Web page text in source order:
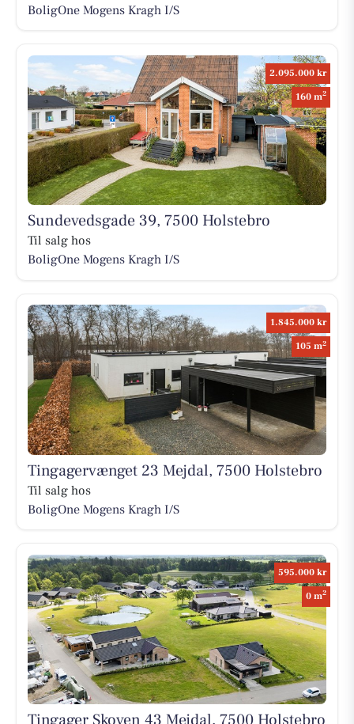
BoligOne Mogens Kragh I/S
2.095.000 kr
160 m2
Sundevedsgade 39, 7500 Holstebro
Til salg hos
BoligOne Mogens Kragh I/S
1.845.000 kr
105 m2
Tingagervænget 23 Mejdal, 7500 Holstebro
Til salg hos
BoligOne Mogens Kragh I/S
595.000 kr
0 m2